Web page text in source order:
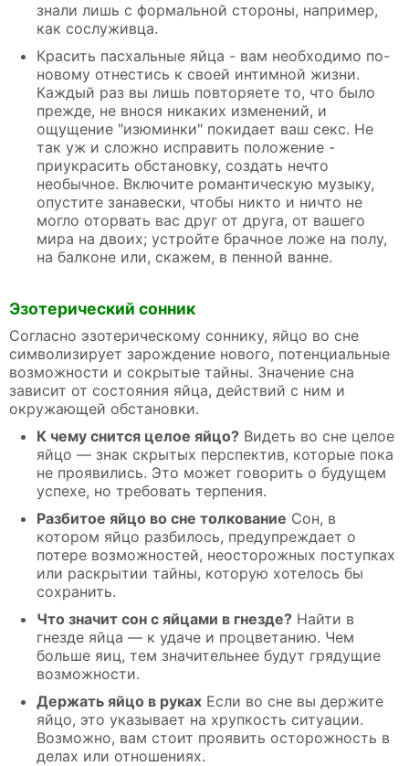
знали лишь с формальной стороны, например,
как сослуживца.
Красить пасхальные яйца - вам необходимо по-
новому отнестись к своей интимной жизни.
Каждый раз вы лишь повторяете то, что было
прежде, не внося никаких изменений, и
ощущение "изюминки" покидает ваш секс. Не
так уж и сложно исправить положение -
приукрасить обстановку, создать нечто
необычное. Включите романтическую музыку,
опустите занавески, чтобы никто и ничто не
могло оторвать вас друг от друга, от вашего
мира на двоих; устройте брачное ложе на полу,
на балконе или, скажем, в пенной ванне.
Эзотерический сонник
Согласно эзотерическому соннику, яйцо во сне
символизирует зарождение нового, потенциальные
возможности и сокрытые тайны. Значение сна
зависит от состояния яйца, действий с ним и
окружающей обстановки.
К чему снится целое яйцо? Видеть во сне целое
яйцо — знак скрытых перспектив, которые пока
не проявились. Это может говорить о будущем
успехе, но требовать терпения.
Разбитое яйцо во сне толкование Сон, в
котором яйцо разбилось, предупреждает о
потере возможностей, неосторожных поступках
или раскрытии тайны, которую хотелось бы
сохранить.
Что значит сон с яйцами в гнезде? Найти в
гнезде яйца — к удаче и процветанию. Чем
больше яиц, тем значительнее будут грядущие
возможности.
Держать яйцо в руках Если во сне вы держите
яйцо, это указывает на хрупкость ситуации.
Возможно, вам стоит проявить осторожность в
делах или отношениях.